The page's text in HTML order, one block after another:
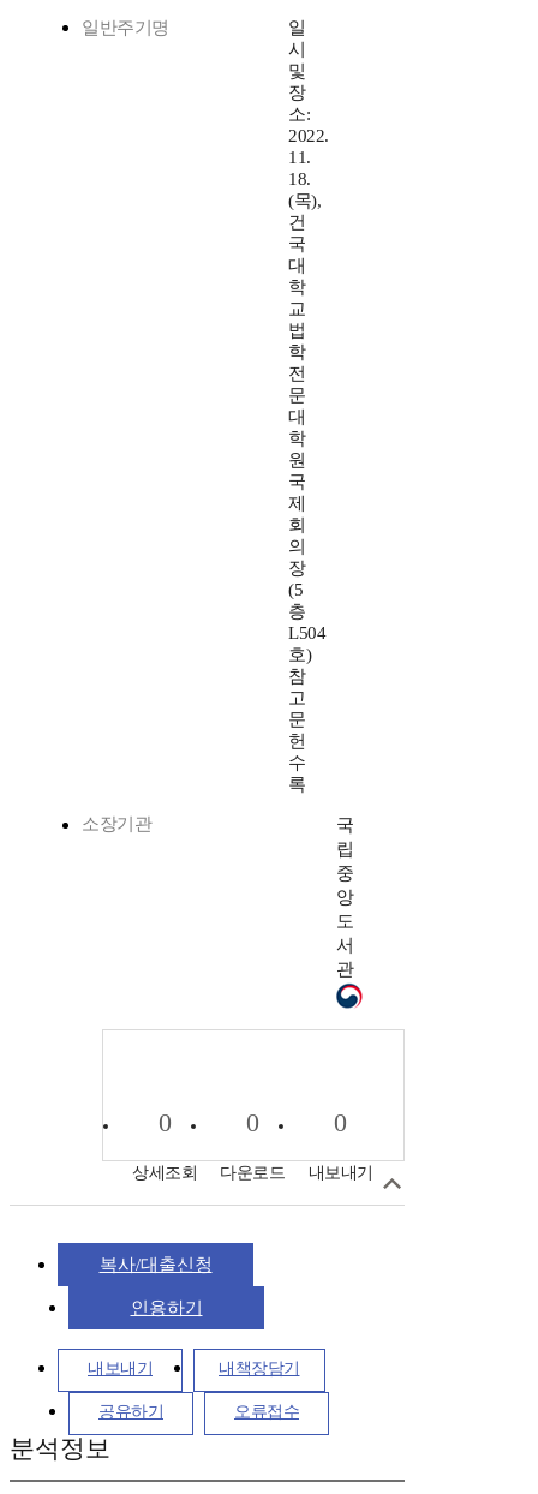
일반주기명
일
시
및
장
소:
2022.
11.
18.
(목),
건
국
대
학
교
법
학
전
문
대
학
원
국
제
회
의
장
(5
층
L504
호)
참
고
문
헌
수
록
소장기관
국
립
중
앙
도
서
관
0
상세조회
0
다운로드
0
내보내기
복사/대출신청
인용하기
내보내기 내책장담기
공유하기 오류접수
분석정보